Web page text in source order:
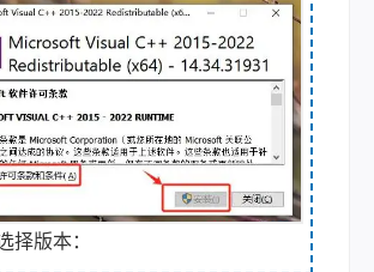
择版本：